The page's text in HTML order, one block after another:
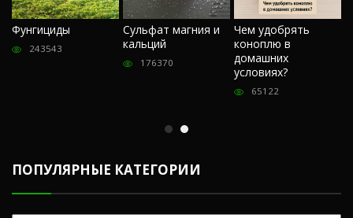
Фунгициды
243543
Сульфат магния и
кальций
176370
Чем удобрять
коноплю в
домашних
условиях?
65122
ПОПУЛЯРНЫЕ КАТЕГОРИИ